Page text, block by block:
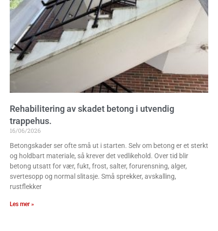
Rehabilitering av skadet betong i utvendig
trappehus.
16/06/2026
Betongskader ser ofte små ut i starten. Selv om betong er et sterkt
og holdbart materiale, så krever det vedlikehold. Over tid blir
betong utsatt for vær, fukt, frost, salter, forurensning, alger,
svertesopp og normal slitasje. Små sprekker, avskalling,
rustflekker
Les mer »